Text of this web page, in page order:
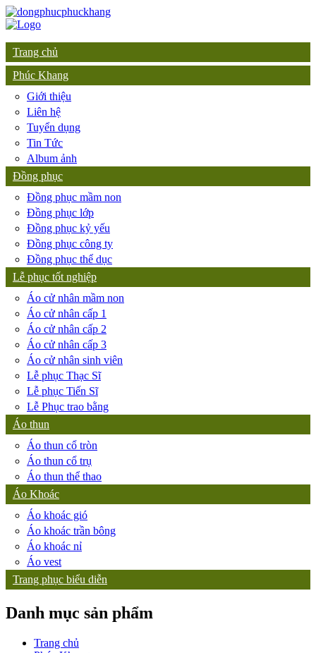
Trang chủ
Phúc Khang
Giới thiệu
Liên hệ
Tuyển dụng
Tin Tức
Album ảnh
Đồng phục
Đồng phục mầm non
Đồng phục lớp
Đồng phục kỷ yếu
Đồng phục công ty
Đồng phục thể dục
Lễ phục tốt nghiệp
Áo cử nhân mầm non
Áo cử nhân cấp 1
Áo cử nhân cấp 2
Áo cử nhân cấp 3
Áo cử nhân sinh viên
Lễ phục Thạc Sĩ
Lễ phục Tiến Sĩ
Lễ Phục trao bằng
Áo thun
Áo thun cổ tròn
Áo thun cổ trụ
Áo thun thể thao
Áo Khoác
Áo khoác gió
Áo khoác trần bông
Áo khoác nỉ
Áo vest
Trang phục biểu diễn
Danh mục sản phẩm
Trang chủ